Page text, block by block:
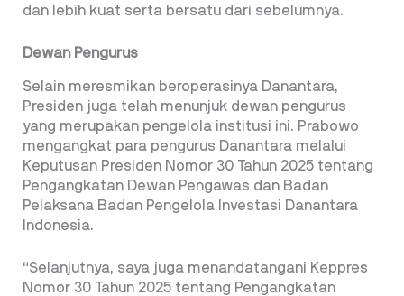
dan lebih kuat serta bersatu dari sebelumnya.
Dewan Pengurus
Selain meresmikan beroperasinya Danantara,
Presiden juga telah menunjuk dewan pengurus
yang merupakan pengelola institusi ini. Prabowo
mengangkat para pengurus Danantara melalui
Keputusan Presiden Nomor 30 Tahun 2025 tentang
Pengangkatan Dewan Pengawas dan Badan
Pelaksana Badan Pengelola Investasi Danantara
Indonesia.
“Selanjutnya, saya juga menandatangani Keppres
Nomor 30 Tahun 2025 tentang Pengangkatan